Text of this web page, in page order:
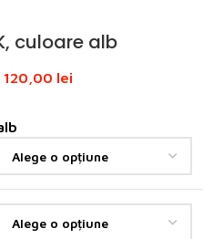
culoare alb
120,00 lei